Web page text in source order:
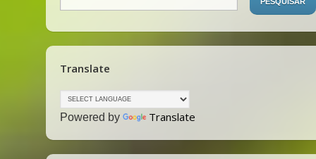
Translate
Powered by Translate